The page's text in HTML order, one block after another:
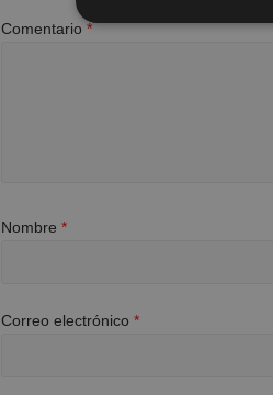
Comentario*
Nombre*
Correo electrónico*